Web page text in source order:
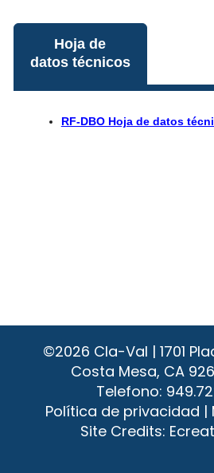
Hoja de
datos técnicos
RF-DBO Hoja de datos
©2026 Cla-Val | 1701
Costa Mesa, CA
Telefono:
Política de privacidad |
Site Credits: